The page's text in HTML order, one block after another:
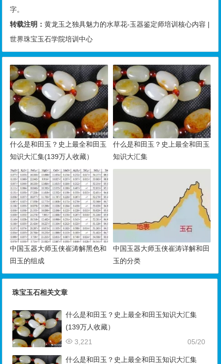
字。
转载注明：黄龙玉之独具魅力的水草花-玉器鉴定师培训核心内容 |
世界珠宝玉石学院培训中心
什么是和田玉？史上最全和田玉
知识大汇集(139万人收藏）
什么是和田玉？史上最全和田玉
知识大汇集
中国玉器大师玉侠崔涛解黑色和
田玉的组成
中国玉器大师玉侠崔涛详解和田
玉的分类
珠宝玉石相关文章
什么是和田玉？史上最全和田玉知识大汇集
(139万人收藏）
05/20
3,221
什么是和田玉？史上最全和田玉知识大汇集